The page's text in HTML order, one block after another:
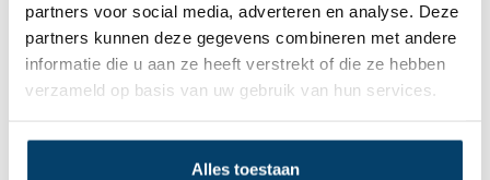
partners voor social media, adverteren en analyse. Deze
partners kunnen deze gegevens combineren met andere
informatie die u aan ze heeft verstrekt of die ze hebben
verzameld op basis van uw gebruik van hun services.
Alles toestaan
Schroefkatrol Gietijzer
0 klantbeoordelingen
6,60
Op werkdagen voor 15:00 besteld? Direct verstuurd!